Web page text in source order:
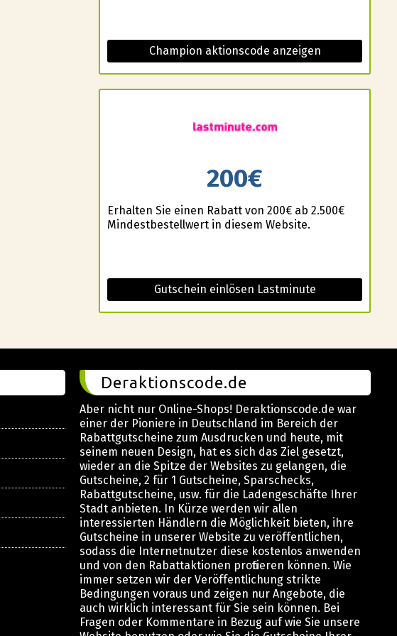
Champion aktionscode anzeigen
200€
Erhalten Sie einen Rabatt von 200€ ab 2.500€
Mindestbestellwert in diesem Website.
Gutschein einlösen Lastminute
Deraktionscode.de
Aber nicht nur Online-Shops! Deraktionscode.de war
einer der Pioniere in Deutschland im Bereich der
Rabattgutscheine zum Ausdrucken und heute, mit
seinem neuen Design, hat es sich das Ziel gesetzt,
wieder an die Spitze der Websites zu gelangen, die
Gutscheine, 2 für 1 Gutscheine, Sparschecks,
Rabattgutscheine, usw. für die Ladengeschäfte Ihrer
Stadt anbieten. In Kürze werden wir allen
interessierten Händlern die Möglichkeit bieten, ihre
Gutscheine in unserer Website zu veröffentlichen,
sodass die Internetnutzer diese kostenlos anwenden
und von den Rabattaktionen profitieren können. Wie
immer setzen wir der Veröffentlichung strikte
Bedingungen voraus und zeigen nur Angebote, die
auch wirklich interessant für Sie sein können. Bei
Fragen oder Kommentare in Bezug auf wie Sie unsere